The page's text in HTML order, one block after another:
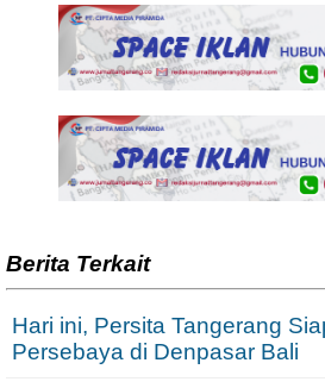
Berita Terkait
Hari ini, Persita Tangerang
Persebaya di Denpasar Bali